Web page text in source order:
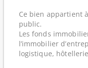
Ce bien appartient
public.
Les fonds
l’immobilier
logistique,